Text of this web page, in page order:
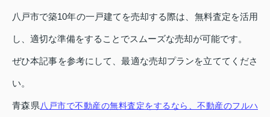
八戸市で築10年の一戸建てを売却する際は、無料査定を活用
し、適切な準備をすることでスムーズな売却が可能です。
ぜひ本記事を参考にして、最適な売却プランを立ててくださ
い。
青森県八戸市で不動産の無料査定をするなら、不動産のフルハ